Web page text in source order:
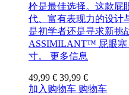
栓是最佳选择。这款屁
代、富有表现力的设计
是初学者还是寻求新挑
ASSIMILANT™ 屁眼塞
寸。 更多信息
49,99 € 39,99 €
加入购物车 购物车